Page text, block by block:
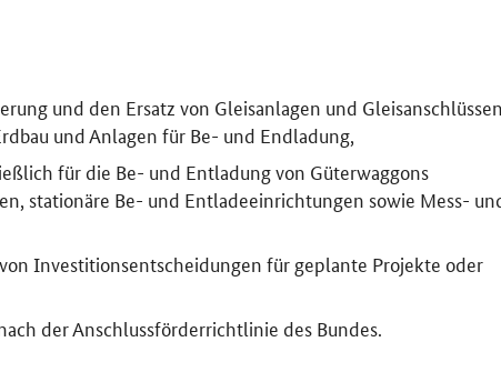
und den Ersatz von Gleisanlagen und
und Anlagen für Be- und Endladung,
für die Be- und Entladung von Güterwaggons
stationäre Be- und Entladeeinrichtungen sowie Mess-
Investitionsentscheidungen für geplante Projekte oder
der Anschlussförderrichtlinie des Bundes.